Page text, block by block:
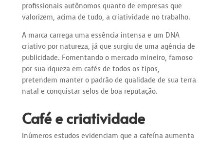
profissionais autônomos quanto de empresas que
valorizem, acima de tudo, a criatividade no trabalho.
A marca carrega uma essência intensa e um DNA
criativo por natureza, já que surgiu de uma agência de
publicidade. Fomentando o mercado mineiro, famoso
por sua riqueza em cafés de todos os tipos,
pretendem manter o padrão de qualidade de sua terra
natal e conquistar selos de boa reputação.
Café e criatividade
Inúmeros estudos evidenciam que a cafeína aumenta